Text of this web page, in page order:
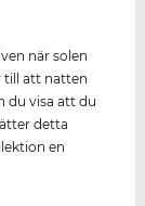
när solen
till att natten
du visa att du
detta
en